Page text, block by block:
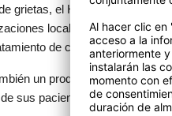
grietas, el Hybrid TWISTER
locales, por ejemplo,
de callos.
un producto sanitario con
sus pacientes.